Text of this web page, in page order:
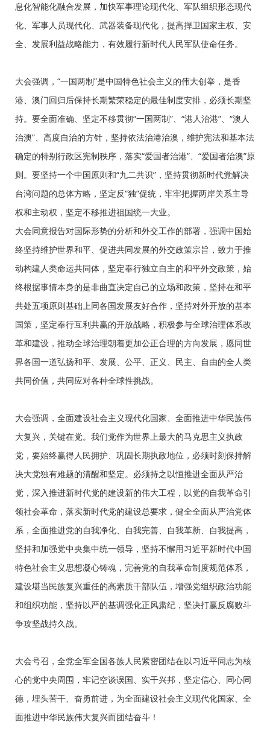
息化智能化融合发展，加快军事理论现代化、军队组织形态现代
化、军事人员现代化、武器装备现代化，提高捍卫国家主权、安
全、发展利益战略能力，有效履行新时代人民军队使命任务。
大会强调，“一国两制”是中国特色社会主义的伟大创举，是香
港、澳门回归后保持长期繁荣稳定的最佳制度安排，必须长期坚
持。要全面准确、坚定不移贯彻“一国两制”、“港人治港”、“澳人
治澳”、高度自治的方针，坚持依法治港治澳，维护宪法和基本法
确定的特别行政区宪制秩序，落实“爱国者治港”、“爱国者治澳”原
则。要坚持一个中国原则和“九二共识”，坚持贯彻新时代党解决
台湾问题的总体方略，坚定反“独”促统，牢牢把握两岸关系主导
权和主动权，坚定不移推进祖国统一大业。
大会同意报告对国际形势的分析和外交工作的部署，强调中国始
终坚持维护世界和平、促进共同发展的外交政策宗旨，致力于推
动构建人类命运共同体，坚定奉行独立自主的和平外交政策，始
终根据事情本身的是非曲直决定自己的立场和政策，坚持在和平
共处五项原则基础上同各国发展友好合作，坚持对外开放的基本
国策，坚定奉行互利共赢的开放战略，积极参与全球治理体系改
革和建设，推动全球治理朝着更加公正合理的方向发展，愿同世
界各国一道弘扬和平、发展、公平、正义、民主、自由的全人类
共同价值，共同应对各种全球性挑战。
大会强调，全面建设社会主义现代化国家、全面推进中华民族伟
大复兴，关键在党。我们党作为世界上最大的马克思主义执政
党，要始终赢得人民拥护、巩固长期执政地位，必须时刻保持解
决大党独有难题的清醒和坚定。必须持之以恒推进全面从严治
党，深入推进新时代党的建设新的伟大工程，以党的自我革命引
领社会革命，落实新时代党的建设总要求，健全全面从严治党体
系，全面推进党的自我净化、自我完善、自我革新、自我提高，
坚持和加强党中央集中统一领导，坚持不懈用习近平新时代中国
特色社会主义思想凝心铸魂，完善党的自我革命制度规范体系，
建设堪当民族复兴重任的高素质干部队伍，增强党组织政治功能
和组织功能，坚持以严的基调强化正风肃纪，坚决打赢反腐败斗
争攻坚战持久战。
大会号召，全党全军全国各族人民紧密团结在以习近平同志为核
心的党中央周围，牢记空谈误国、实干兴邦，坚定信心、同心同
德，埋头苦干、奋勇前进，为全面建设社会主义现代化国家、全
面推进中华民族伟大复兴而团结奋斗！